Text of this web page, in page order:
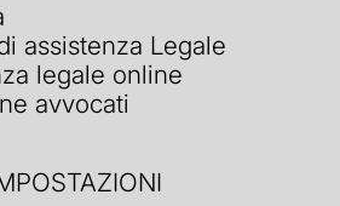
assistenza Legale
legale online
avvocati